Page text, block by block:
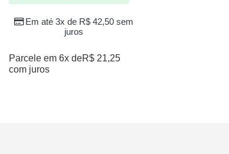
Em até 3x de R$ 42,50 sem
juros
Parcele em 6x deR$ 21,25
com juros